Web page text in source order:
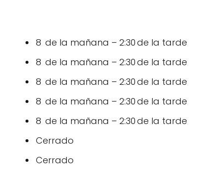
8 de la mañana – 2:30 de la tarde
8 de la mañana – 2:30 de la tarde
8 de la mañana – 2:30 de la tarde
8 de la mañana – 2:30 de la tarde
8 de la mañana – 2:30 de la tarde
Cerrado
Cerrado